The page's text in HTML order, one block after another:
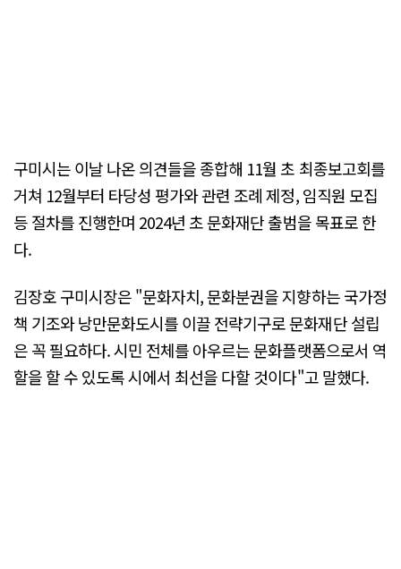
구미시는 이날 나온 의견들을 종합해 11월 초 최종보고회를
거쳐 12월부터 타당성 평가와 관련 조례 제정, 임직원 모집
등 절차를 진행한며 2024년 초 문화재단 출범을 목표로 한
다.
김장호 구미시장은 "문화자치, 문화분권을 지향하는 국가정
책 기조와 낭만문화도시를 이끌 전략기구로 문화재단 설립
은 꼭 필요하다. 시민 전체를 아우르는 문화플랫폼으로서 역
할을 할 수 있도록 시에서 최선을 다할 것이다"고 말했다.